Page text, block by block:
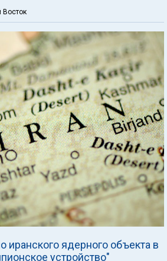
иранского ядерного объекта в
устройство"